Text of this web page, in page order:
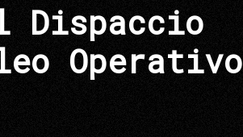
Dispaccio
Operativo